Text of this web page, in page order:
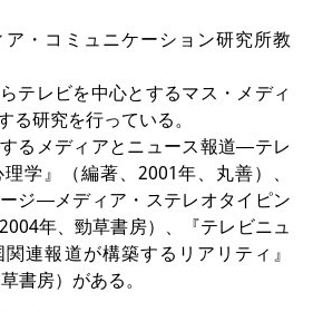
Lab:
Production and
Infrastructures
ア・コミュニケーション研究所教
テレビを中心とするマス・メディ
る研究を行っている。
るメディアとニュース報道―テレ
学』（編著、2001年、丸善）、
ージ―メディア・ステレオタイピン
年、勁草書房）、『テレビニュ
連報道が構築するリアリティ』
書房）がある。